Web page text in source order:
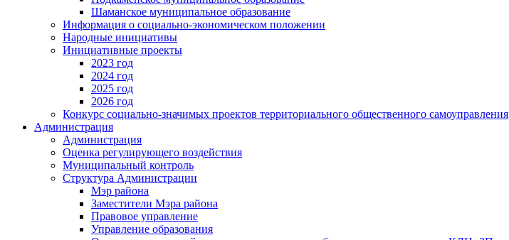
Шаманское муниципальное образование
Информация о социально-экономическом положении
Народные инициативы
Инициативные проекты
2023 год
2024 год
2025 год
2026 год
Конкурс социально-значимых проектов территориального общественного самоуправления
Администрация
Администрация
Оценка регулирующего воздействия
Муниципальный контроль
Структура Администрации
Мэр района
Заместители Мэра района
Правовое управление
Управление образования